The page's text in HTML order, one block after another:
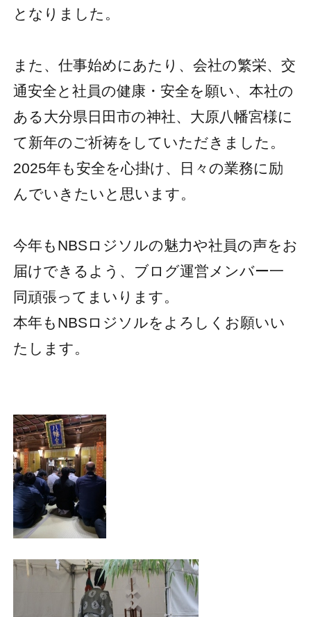
となりました。
また、仕事始めにあたり、会社の繁栄、交
通安全と社員の健康・安全を願い、本社の
ある大分県日田市の神社、大原八幡宮様に
て新年のご祈祷をしていただきました。
2025年も安全を心掛け、日々の業務に励
んでいきたいと思います。
今年もNBSロジソルの魅力や社員の声をお
届けできるよう、ブログ運営メンバー一
同頑張ってまいります。
本年もNBSロジソルをよろしくお願いい
たします。